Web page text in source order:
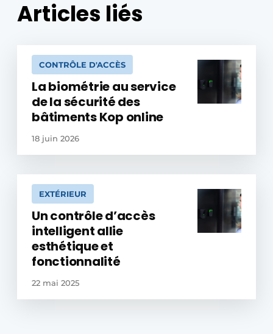
Articles liés
CONTRÔLE D'ACCÈS
La biométrie au service
de la sécurité des
bâtiments Kop online
18 juin 2026
EXTÉRIEUR
Un contrôle d’accès
intelligent allie
esthétique et
fonctionnalité
22 mai 2025